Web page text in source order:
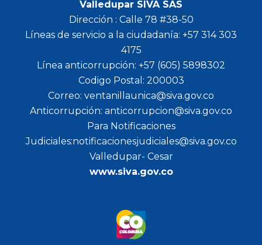
Valledupar SIVA SAS
Dirección : Calle 78 #38-50
Líneas de servicio a la ciudadanía: +57 314 303
4175
Línea anticorrupción: +57 (605) 5898302
Codigo Postal: 200003
Correo: ventanillaunica@siva.gov.co
Anticorrupción: anticorrupcion@siva.gov.co
Para Notificaciones
Judiciales:notificacionesjudiciales@siva.gov.co
Valledupar- Cesar
www.siva.gov.co